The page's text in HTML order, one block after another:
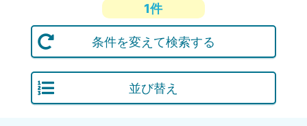
1件
条件を変えて検索する
並び替え